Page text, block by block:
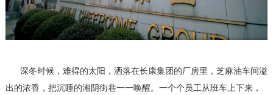
深冬时候，难得的太阳，洒落在长康集团的厂房里，芝麻油车间溢
出的浓香，把沉睡的湘阴街巷一一唤醒。一个个员工从班车上下来，